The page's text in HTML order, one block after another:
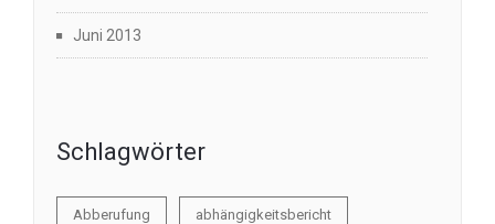
Juni 2013
Schlagwörter
Abberufung abhängigkeitsbericht